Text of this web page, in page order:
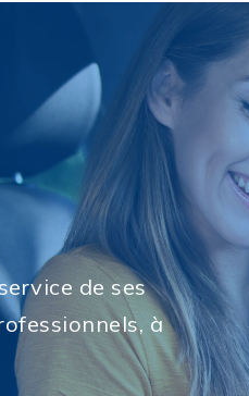
de ses
à